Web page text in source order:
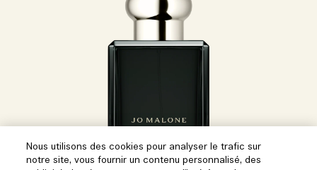
Nous utilisons des cookies pour analyser le trafic sur
notre site, vous fournir un contenu personnalisé, des